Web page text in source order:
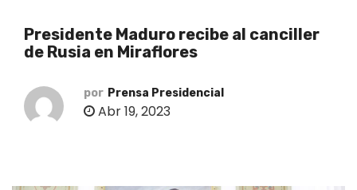
Presidente Maduro recibe al canciller
de Rusia en Miraflores
por Prensa Presidencial
Abr 19, 2023